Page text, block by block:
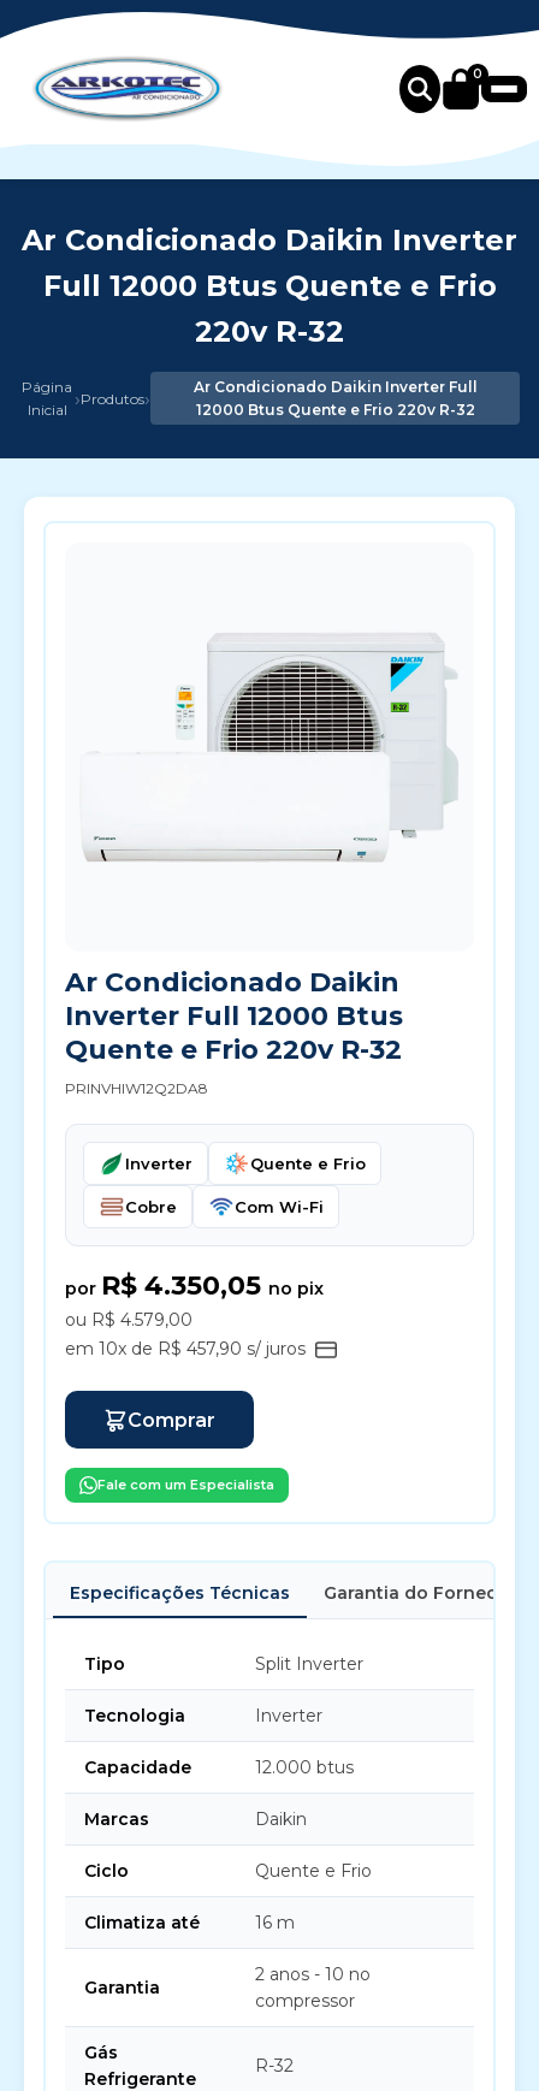
0
Ar Condicionado Daikin Inverter
Full 12000 Btus Quente e Frio
220v R-32
Página
Inicial ›Produtos›
Ar Condicionado Daikin Inverter Full
12000 Btus Quente e Frio 220v R-32
Ar Condicionado Daikin
Inverter Full 12000 Btus
Quente e Frio 220v R-32
PRINVHIW12Q2DA8
Inverter Quente e Frio
Cobre Com Wi-Fi
por R$ 4.350,05 no pix
ou R$ 4.579,00
em 10x de R$ 457,90 s/ juros
Comprar
Fale com um Especialista
Especificações Técnicas Garantia do Fornecedor
Tipo Split Inverter
Tecnologia Inverter
Capacidade 12.000 btus
Marcas Daikin
Ciclo Quente e Frio
Climatiza até 16 m
Garantia
2 anos - 10 no
compressor
Gás
Refrigerante
R-32